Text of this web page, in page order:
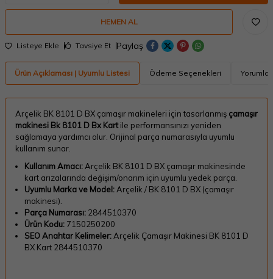
HEMEN AL
Listeye Ekle Tavsiye Et Paylaş
Ürün Açıklaması | Uyumlu Listesi Ödeme Seçenekleri Yorumlar
Arçelik BK 8101 D BX çamaşır makineleri için tasarlanmış çamaşır
makinesi Bk 8101 D Bx Kartile performansınızı yeniden
sağlamaya yardımcı olur. Orijinal parça numarasıyla uyumlu
kullanım sunar.
Kullanım Amacı:Arçelik BK 8101 D BX çamaşır makinesinde
kart arızalarında değişim/onarım için uyumlu yedek parça.
Uyumlu Marka ve Model:Arçelik / BK 8101 D BX (çamaşır
makinesi).
Parça Numarası: 2844510370
Ürün Kodu: 7150250200
SEO Anahtar Kelimeler:Arçelik Çamaşır Makinesi BK 8101 D
BX Kart 2844510370